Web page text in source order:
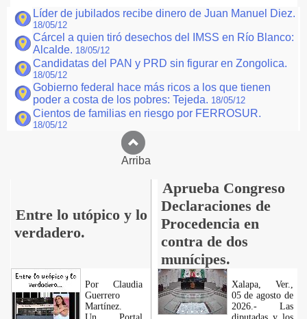
Líder de jubilados recibe dinero de Juan Manuel Diez.
18/05/12
Cárcel a quien tiró desechos del IMSS en Río Blanco:
Alcalde. 18/05/12
Candidatas del PAN y PRD sin figurar en Zongolica.
18/05/12
Gobierno federal hace más ricos a los que tienen
poder a costa de los pobres: Tejeda. 18/05/12
Cientos de familias en riesgo por FERROSUR.
18/05/12
Arriba
Entre lo utópico y lo
verdadero.
Aprueba Congreso
Declaraciones de
Procedencia en
contra de dos
munícipes.
Por Claudia
Guerrero
Martínez.
Xalapa, Ver.,
05 de agosto de
2026.- Las